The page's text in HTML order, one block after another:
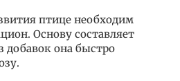
птице необходим
Основу составляет
добавок она быстро